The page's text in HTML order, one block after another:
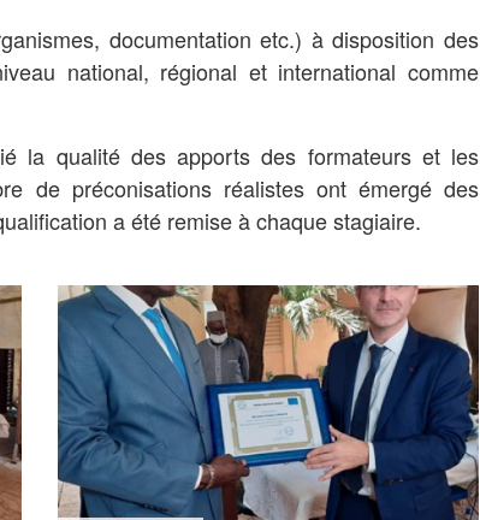
documentation etc.) à disposition des
national, régional et international comme
la qualité des apports des formateurs et les
de préconisations réalistes ont émergé des
a été remise à chaque stagiaire.